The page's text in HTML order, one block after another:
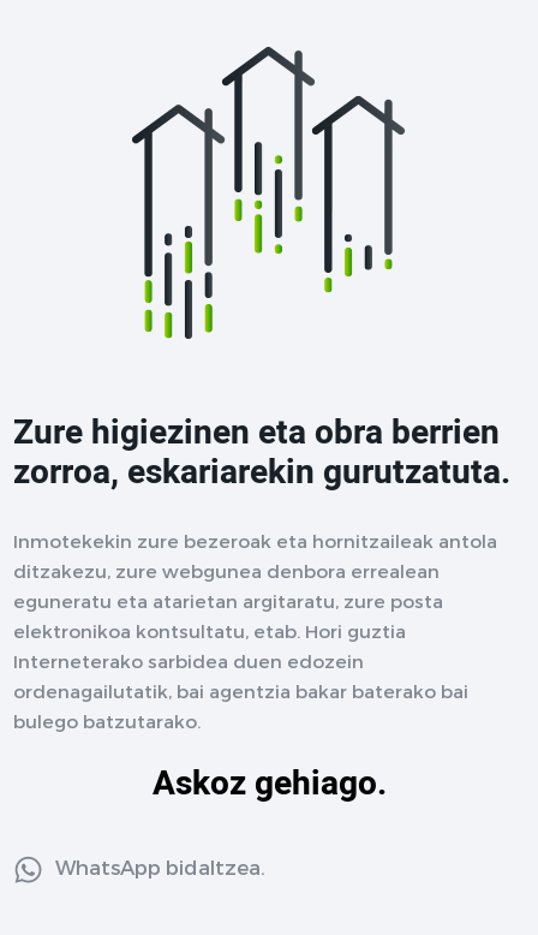
Zure higiezinen eta obra berrien
zorroa, eskariarekin gurutzatuta.
Inmotekekin zure bezeroak eta hornitzaileak antola
ditzakezu, zure webgunea denbora errealean
eguneratu eta atarietan argitaratu, zure posta
elektronikoa kontsultatu, etab. Hori guztia
Interneterako sarbidea duen edozein
ordenagailutatik, bai agentzia bakar baterako bai
bulego batzutarako.
Askoz gehiago.
WhatsApp bidaltzea.